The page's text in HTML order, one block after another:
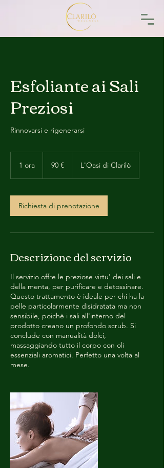
Esfoliante ai Sali
Preziosi
Rinnovarsi e rigenerarsi
1 ora 90 € L'Oasi di Clarilò
Richiesta di prenotazione
Descrizione del servizio
Il servizio offre le preziose virtu' dei sali e
della menta, per purificare e detossinare.
Questo trattamento è ideale per chi ha la
pelle particolarmente disidratata ma non
sensibile, poichè i sali all'interno del
prodotto creano un profondo scrub. Si
conclude con manualità dolci,
massaggiando tutto il corpo con oli
essenziali aromatici. Perfetto una volta al
mese.